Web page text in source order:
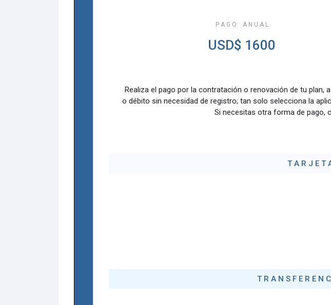
P A G O A N U A L
USD$ 1600
Realiza el pago por la contratación o renovación de tu plan,
o débito sin necesidad de registro; tan solo selecciona la
Si necesitas otra forma de pago,
T A R J E
T R A N S F E R E N